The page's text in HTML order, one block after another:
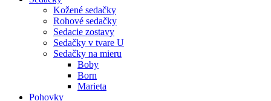
Kožené sedačky
Rohové sedačky
Sedacie zostavy
Sedačky v tvare U
Sedačky na mieru
Boby
Born
Marieta
Pohovky